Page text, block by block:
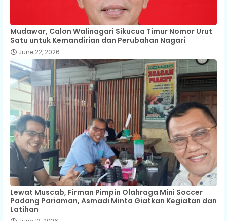
Mudawar, Calon Walinagari Sikucua Timur Nomor Urut
Satu untuk Kemandirian dan Perubahan Nagari
June 22, 2026
Lewat Muscab, Firman Pimpin Olahraga Mini Soccer
Padang Pariaman, Asmadi Minta Giatkan Kegiatan dan
Latihan